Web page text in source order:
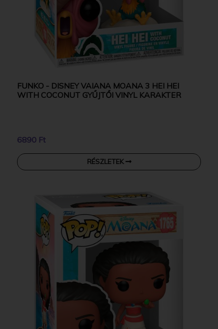
FUNKO - DISNEY VAIANA MOANA 3 HEI HEI
WITH COCONUT GYŰJTŐI VINYL KARAKTER
6890 Ft
RÉSZLETEK